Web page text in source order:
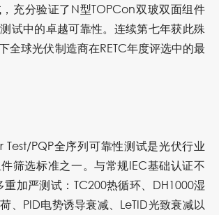
充分验证了N型TOPCon双玻双面组件
试中的卓越可靠性。连续第七年获此殊
全球光伏制造商在RETC年度评选中的最
Test/PQP全序列可靠性测试是光伏行业
筛选标准之一。与常规IEC基础认证不
重加严测试： TC200热循环、DH1000湿
、PID电势诱导衰减、LeTID光致衰减以